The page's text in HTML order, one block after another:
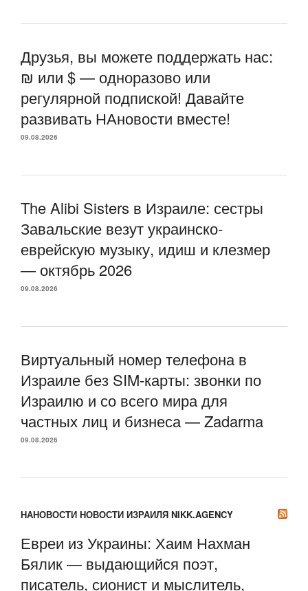
Друзья, вы можете поддержать нас:
₪ или $ — одноразово или
регулярной подпиской! Давайте
развивать НАновости вместе!
09.08.2026
The Alibi Sisters в Израиле: сестры
Завальские везут украинско-
еврейскую музыку, идиш и клезмер
— октябрь 2026
09.08.2026
Виртуальный номер телефона в
Израиле без SIM-карты: звонки по
Израилю и со всего мира для
частных лиц и бизнеса — Zadarma
09.08.2026
НАНОВОСТИ НОВОСТИ ИЗРАИЛЯ NIKK.AGENCY
Евреи из Украины: Хаим Нахман
Бялик — выдающийся поэт,
писатель, сионист и мыслитель,